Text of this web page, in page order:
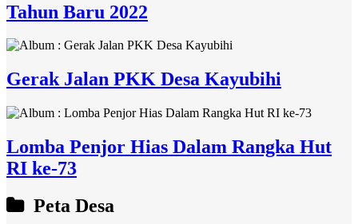
Tahun Baru 2022
Gerak Jalan PKK Desa Kayubihi
Lomba Penjor Hias Dalam Rangka Hut
RI ke-73
Peta Desa